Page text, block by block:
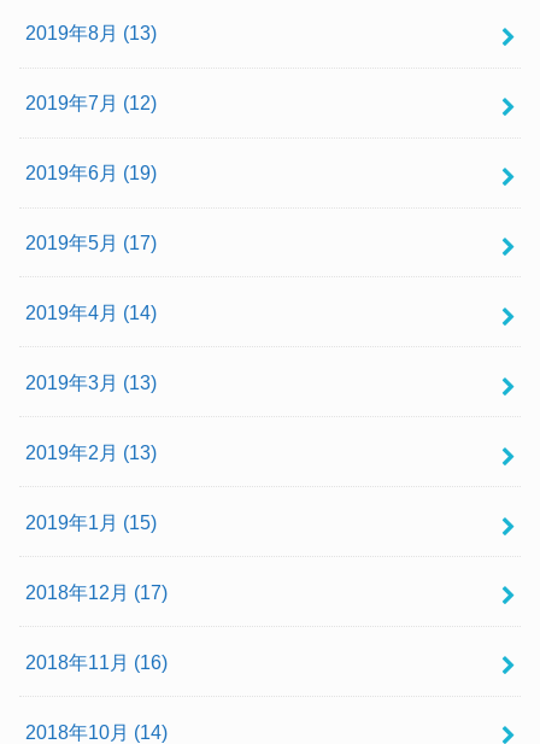
2019年8月 (13)
2019年7月 (12)
2019年6月 (19)
2019年5月 (17)
2019年4月 (14)
2019年3月 (13)
2019年2月 (13)
2019年1月 (15)
2018年12月 (17)
2018年11月 (16)
2018年10月 (14)